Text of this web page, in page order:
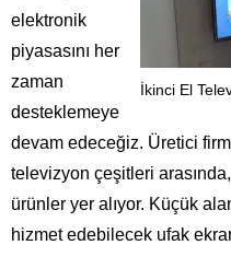
İkinci El
elektronik
piyasasını her
zaman
desteklemeye
devam edeceğiz. Üretici
televizyon çeşitleri
ürünler yer alıyor. Küçük
hizmet edebilecek ufak